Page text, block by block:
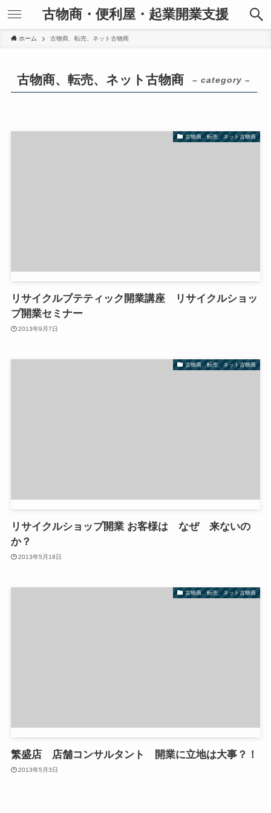
古物商・便利屋・起業開業支援
ホーム 古物商、転売、ネット古物商
古物商、転売、ネット古物商 – category –
古物商、転売、ネット古物商
リサイクルブテティック開業講座 リサイクルショッ
プ開業セミナー
2013年9月7日
古物商、転売、ネット古物商
リサイクルショップ開業 お客様は なぜ 来ないの
か？
2013年5月18日
古物商、転売、ネット古物商
繁盛店 店舗コンサルタント 開業に立地は大事？！
2013年5月3日